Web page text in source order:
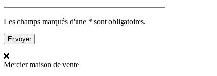
Les champs marqués d'une * sont obligatoires.
Merciermaison de vente